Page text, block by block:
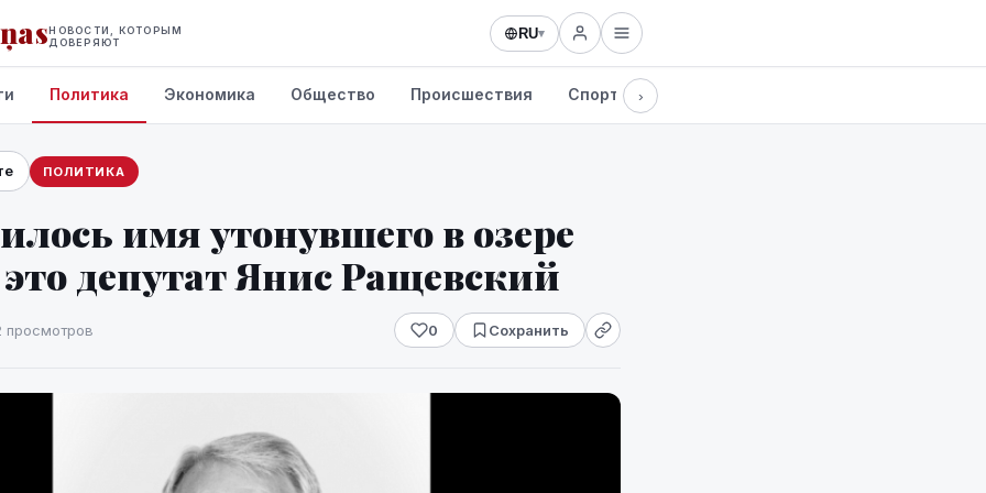
НОВОСТИ, КОТОРЫМ
ДОВЕРЯЮТ
RU▾
Политика Экономика Общество Происшествия Спорт Здоровье
›
ПОЛИТИКА
имя утонувшего в озере
депутат Янис Ращевский
просмотров 0 Сохранить